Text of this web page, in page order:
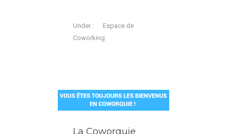
Under :
Espace de
Coworking
La Coworquie